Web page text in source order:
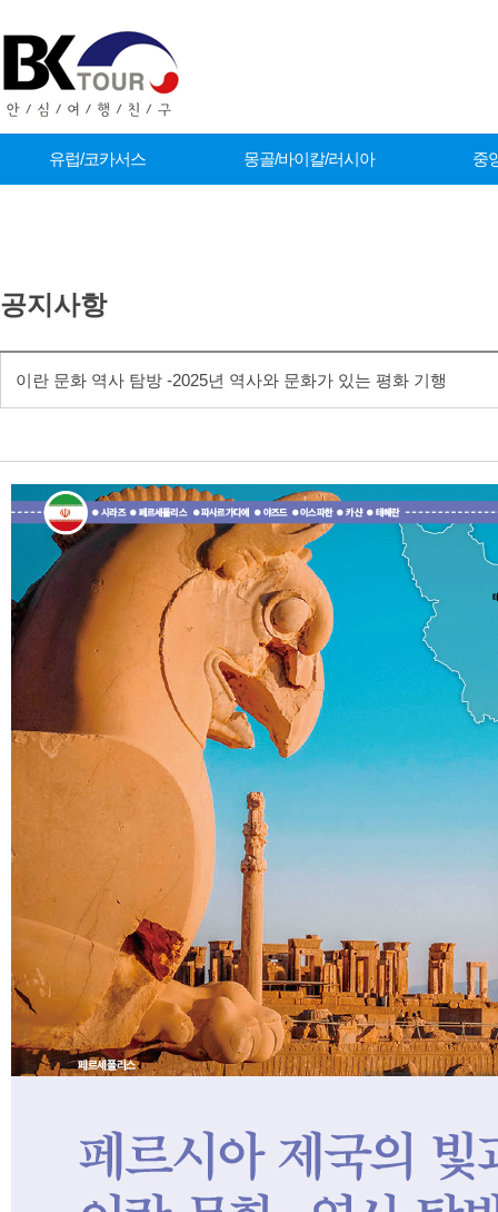
유럽/코카서스 몽골/바이칼/러시아 중
공지사항
이란 문화 역사 탐방 -2025년 역사와 문화가 있는 평화 기행